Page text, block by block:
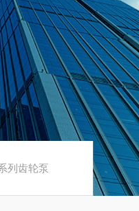
列齿轮泵